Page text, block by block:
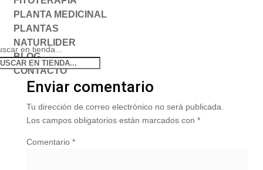
PLANTA MEDICINAL
PLANTAS
NATURLIDER
BLOG
CONTACTO
en tienda...
Enviar comentario
Tu dirección de correo electrónico no será publicada.
Los campos obligatorios están marcados con *
Comentario *